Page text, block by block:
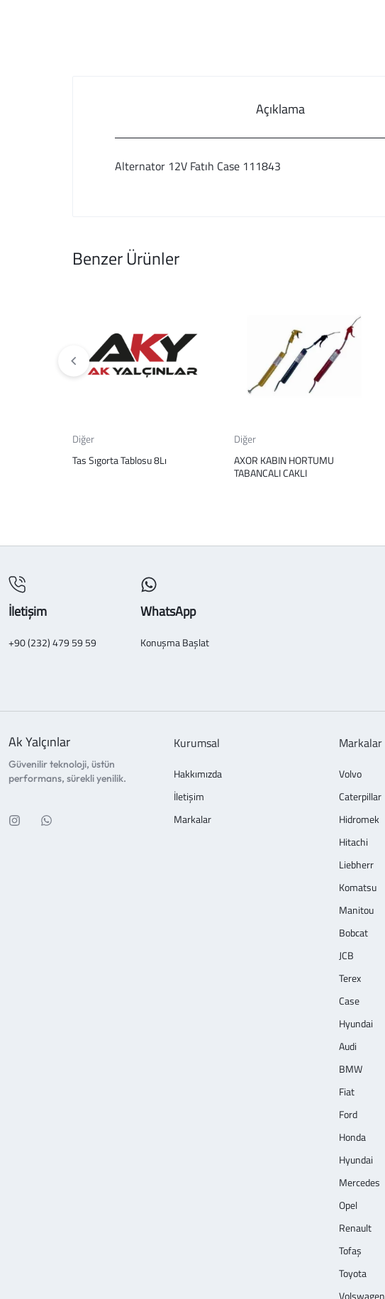
Açıklama
Alternator 12V Fatıh Case 111843
Benzer Ürünler
Diğer
Tas Sıgorta Tablosu 8Lı
Diğer
AXOR KABIN HORTUMU
TABANCALI CAKLI
İletişim
+90 (232) 479 59 59
WhatsApp
Konuşma Başlat
Ak Yalçınlar
Güvenilir teknoloji, üstün
performans, sürekli yenilik.
Kurumsal
Hakkımızda
İletişim
Markalar
Markalar
Volvo
Caterpillar
Hidromek
Hitachi
Liebherr
Komatsu
Manitou
Bobcat
JCB
Terex
Case
Hyundai
Audi
BMW
Fiat
Ford
Honda
Hyundai
Mercedes
Opel
Renault
Tofaş
Toyota
Volswagen